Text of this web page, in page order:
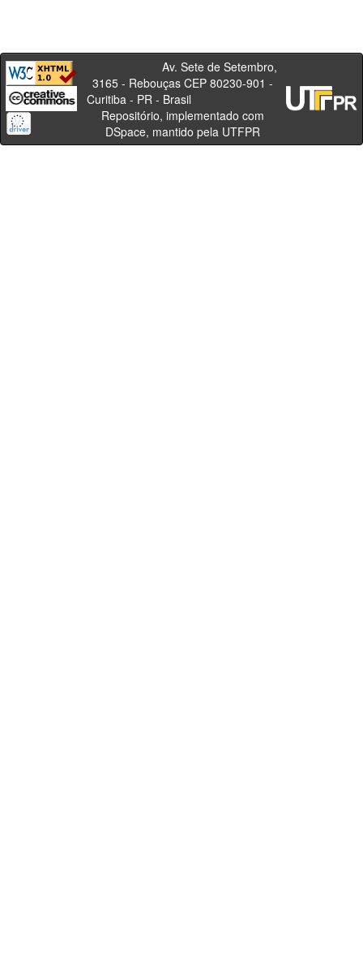
Av. Sete de Setembro,
3165 - Rebouças CEP 80230-901 -
Curitiba - PR - Brasil
Repositório, implementado com
DSpace, mantido pela UTFPR